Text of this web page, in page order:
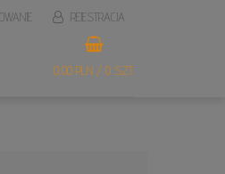
REJESTRACJA
0,00 PLN / 0 SZT.